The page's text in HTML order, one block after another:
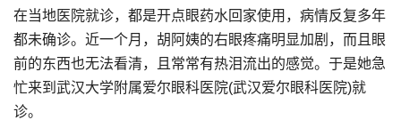
在当地医院就诊，都是开点眼药水回家使用，病情反复多年
都未确诊。近一个月，胡阿姨的右眼疼痛明显加剧，而且眼
前的东西也无法看清，且常常有热泪流出的感觉。于是她急
忙来到武汉大学附属爱尔眼科医院(武汉爱尔眼科医院)就
诊。